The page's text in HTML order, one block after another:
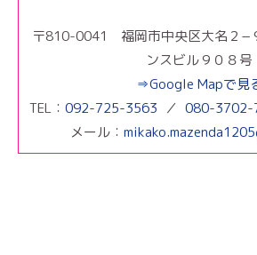
〒810-0041 福岡市中央区大名２
ンスビル９０８号
⇒Google Mapで見
TEL： 092-725-3563 ／ 080-3702-
メール：